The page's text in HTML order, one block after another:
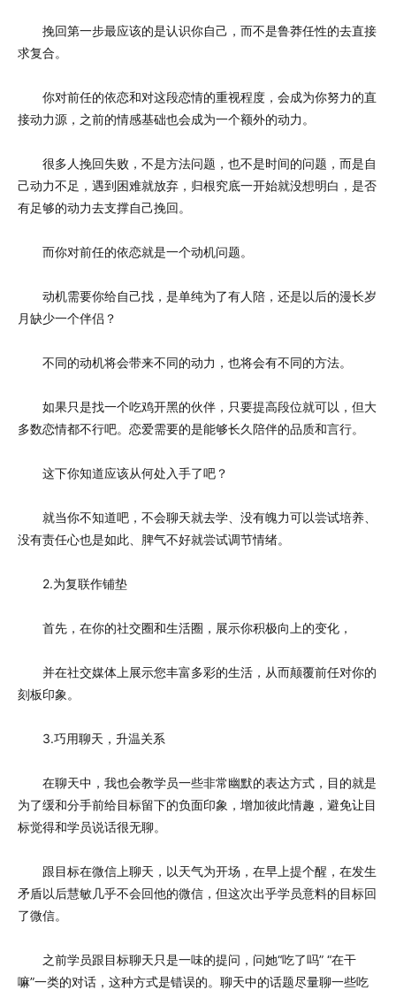
挽回第一步最应该的是认识你自己，而不是鲁莽任性的去直接
求复合。
你对前任的依恋和对这段恋情的重视程度，会成为你努力的直
接动力源，之前的情感基础也会成为一个额外的动力。
很多人挽回失败，不是方法问题，也不是时间的问题，而是自
己动力不足，遇到困难就放弃，归根究底一开始就没想明白，是否
有足够的动力去支撑自己挽回。
而你对前任的依恋就是一个动机问题。
动机需要你给自己找，是单纯为了有人陪，还是以后的漫长岁
月缺少一个伴侣？
不同的动机将会带来不同的动力，也将会有不同的方法。
如果只是找一个吃鸡开黑的伙伴，只要提高段位就可以，但大
多数恋情都不行吧。恋爱需要的是能够长久陪伴的品质和言行。
这下你知道应该从何处入手了吧？
就当你不知道吧，不会聊天就去学、没有魄力可以尝试培养、
没有责任心也是如此、脾气不好就尝试调节情绪。
2.为复联作铺垫
首先，在你的社交圈和生活圈，展示你积极向上的变化，
并在社交媒体上展示您丰富多彩的生活，从而颠覆前任对你的
刻板印象。
3.巧用聊天，升温关系
在聊天中，我也会教学员一些非常幽默的表达方式，目的就是
为了缓和分手前给目标留下的负面印象，增加彼此情趣，避免让目
标觉得和学员说话很无聊。
跟目标在微信上聊天，以天气为开场，在早上提个醒，在发生
矛盾以后慧敏几乎不会回他的微信，但这次出乎学员意料的目标回
了微信。
之前学员跟目标聊天只是一味的提问，问她“吃了吗” “在干
嘛”一类的对话，这种方式是错误的。聊天中的话题尽量聊一些吃